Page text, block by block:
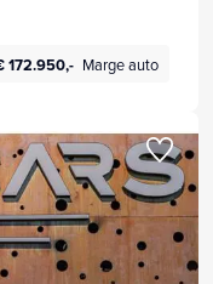
172.950,- Marge auto